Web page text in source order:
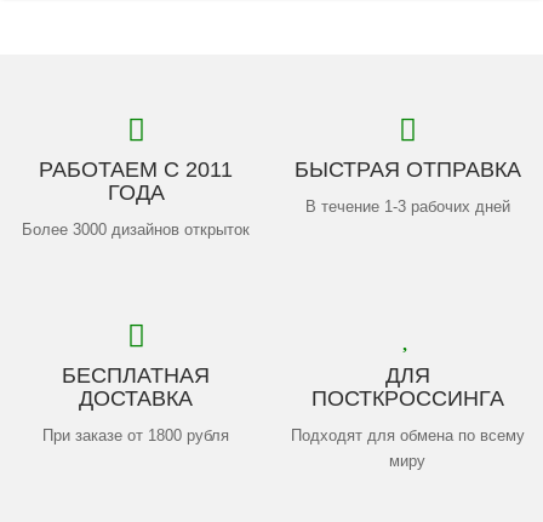
РАБОТАЕМ С 2011
ГОДА
Более 3000 дизайнов открыток
БЫСТРАЯ ОТПРАВКА
В течение 1-3 рабочих дней
БЕСПЛАТНАЯ
ДОСТАВКА
При заказе от 1800 рубля
ДЛЯ
ПОСТКРОССИНГА
Подходят для обмена по всему
миру